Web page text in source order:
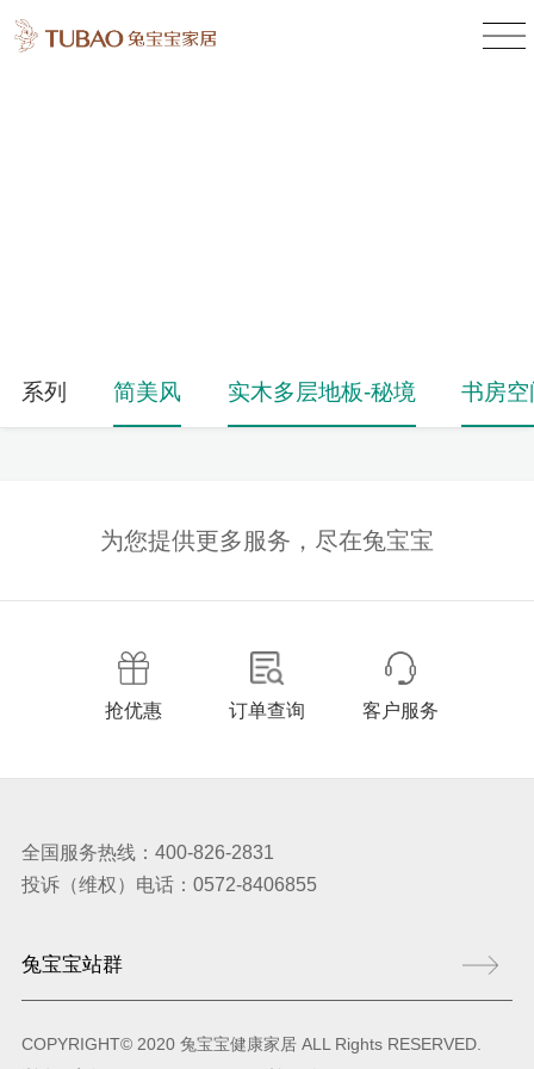
系列 简美风 实木多层地板-秘境 书房
为您提供更多服务，尽在兔宝宝
抢优惠 订单查询 客户服务
全国服务热线：400-826-2831
投诉（维权）电话：0572-8406855
COPYRIGHT© 2020 兔宝宝健康家居 ALL Rights RESERVED.